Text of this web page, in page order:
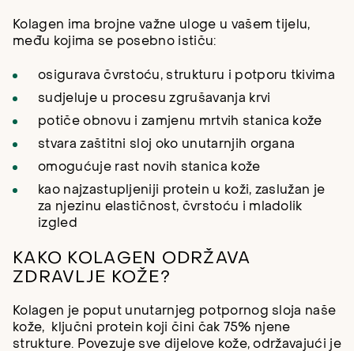
Kolagen ima brojne važne uloge u vašem tijelu,
među kojima se posebno ističu:
osigurava čvrstoću, strukturu i potporu tkivima
sudjeluje u procesu zgrušavanja krvi
potiče obnovu i zamjenu mrtvih stanica kože
stvara zaštitni sloj oko unutarnjih organa
omogućuje rast novih stanica kože
kao najzastupljeniji protein u koži, zaslužan je
za njezinu elastičnost, čvrstoću i mladolik
izgled
KAKO KOLAGEN ODRŽAVA
ZDRAVLJE KOŽE?
Kolagen je poput unutarnjeg potpornog sloja naše
kože, ključni protein koji čini čak 75% njene
strukture. Povezuje sve dijelove kože, održavajući je